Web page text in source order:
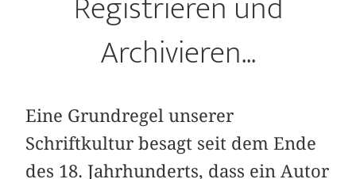
Archivieren...
Eine Grundregel unserer
Schriftkultur besagt seit dem Ende
des 18. Jahrhunderts, dass ein Autor